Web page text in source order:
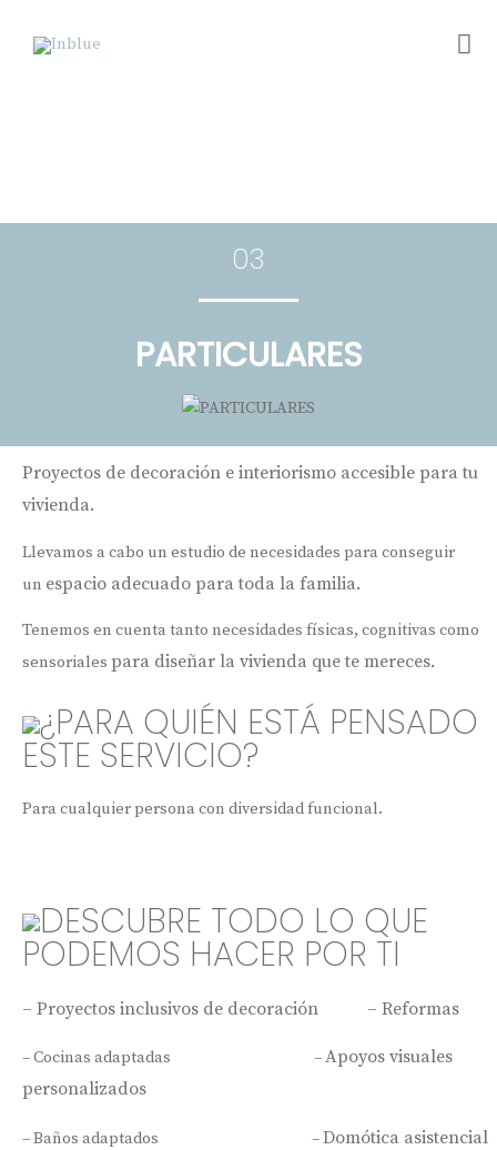
03
PARTICULARES
Proyectos de decoración e interiorismo accesible para tu
vivienda.
Llevamos a cabo un estudio de necesidades para conseguir
un espacio adecuado para toda la familia.
Tenemos en cuenta tanto necesidades físicas, cognitivas como
sensoriales para diseñar la vivienda que te mereces.
¿PARA QUIÉN ESTÁ PENSADO
ESTE SERVICIO?
Para cualquier persona con diversidad funcional.
DESCUBRE TODO LO QUE
PODEMOS HACER POR TI
– Proyectos inclusivos de decoración – Reformas
– Cocinas adaptadas –Apoyos visuales
personalizados
– Baños adaptados –Domótica asistencial